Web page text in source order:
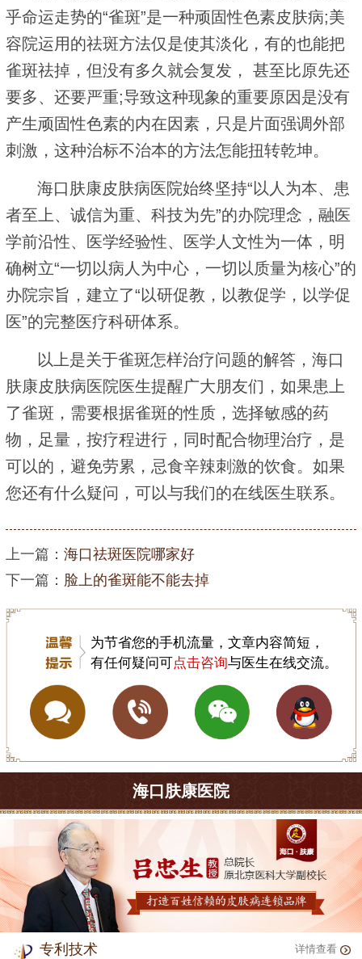
乎命运走势的“雀斑”是一种顽固性色素皮肤病;美
容院运用的祛斑方法仅是使其淡化，有的也能把
雀斑祛掉，但没有多久就会复发， 甚至比原先还
要多、还要严重;导致这种现象的重要原因是没有
产生顽固性色素的内在因素，只是片面强调外部
刺激，这种治标不治本的方法怎能扭转乾坤。
海口肤康皮肤病医院始终坚持“以人为本、患
者至上、诚信为重、科技为先”的办院理念，融医
学前沿性、医学经验性、医学人文性为一体，明
确树立“一切以病人为中心，一切以质量为核心”的
办院宗旨，建立了“以研促教，以教促学，以学促
医”的完整医疗科研体系。
以上是关于雀斑怎样治疗问题的解答，海口
肤康皮肤病医院医生提醒广大朋友们，如果患上
了雀斑，需要根据雀斑的性质，选择敏感的药
物，足量，按疗程进行，同时配合物理治疗，是
可以的，避免劳累，忌食辛辣刺激的饮食。如果
您还有什么疑问，可以与我们的在线医生联系。
上一篇： 海口祛斑医院哪家好
下一篇： 脸上的雀斑能不能去掉
为节省您的手机流量，文章内容简短，
有任何疑问可点击咨询与医生在线交流。
海口肤康医院
专利技术 详情查看